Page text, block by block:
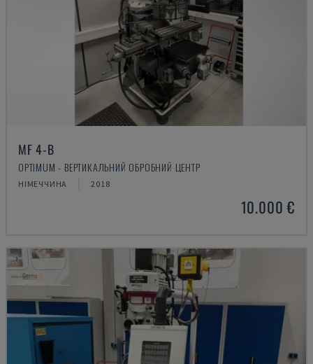
MF 4-B
OPTIMUM - ВЕРТИКАЛЬНИЙ ОБРОБНИЙ ЦЕНТР
НІМЕЧЧИНА 2018
10.000 €